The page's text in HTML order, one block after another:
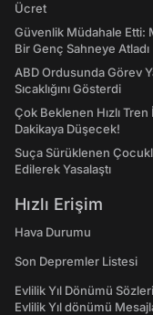
Ücret
Güvenlik Müdahale Etti:
Bir Genç Sahneye Atladı
ABD Ordusunda Görev
Sıcaklığını Gösterdi
Çok Beklenen Hızlı
Dakikaya Düşecek!
Suça Sürüklenen
Edilerek Yasalaştı
Hızlı Erişim
Hava Durumu
Son Depremler Listesi
Evlilik Yıl Dönümü
Evlilik Yıl dönümü